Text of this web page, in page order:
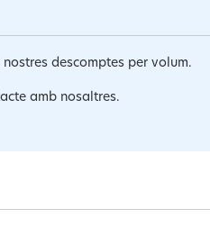
descomptes per volum.
amb nosaltres.